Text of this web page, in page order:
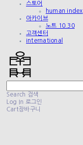
스토어
human index
아카이브
노트 10.30
고객센터
international
Search 검색
Log In 로그인
Cart장바구니